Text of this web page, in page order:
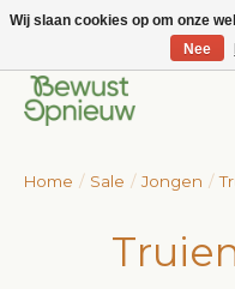
Wij bieden het grootste aanbod
Home / Sale / Jongen /
Wij slaan cookies op om onze
Nee